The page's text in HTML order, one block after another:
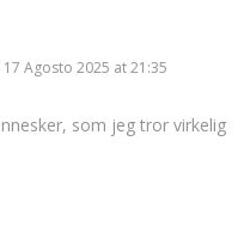
17 Agosto 2025 at 21:35
som jeg tror virkelig